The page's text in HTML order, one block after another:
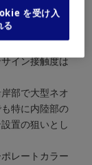
街道である蜀
多くの成都市
イン接触度は
部で大型ネオ
特に内陸部の
置の狙いとし
レートカラー
を受け入
る